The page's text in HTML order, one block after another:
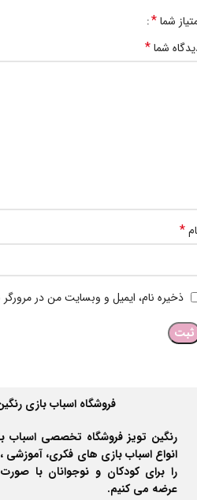
شما*
شما*
*
ذخیره نام، ایمیل و وبسایت من در
فروشگاه اسباب بازی
رنگین تویز فروشگاه تخصصی اسباب
انواع اسباب بازی های فکری، آموزشی
را برای کودکان و نوجوانان با
عرضه می کنیم.